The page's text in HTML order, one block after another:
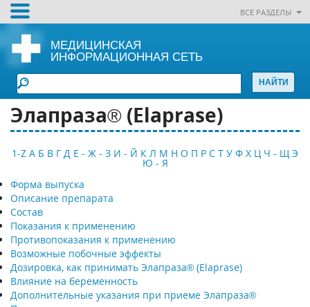
ВСЕ РАЗДЕЛЫ
МЕДИЦИНСКАЯ
ИНФОРМАЦИОННАЯ СЕТЬ
Элапраза® (Elaprase)
1-Z А Б В Г Д Е - Ж - З И - Й К Л М Н О П Р С Т У Ф Х Ц Ч - Щ Э
Ю - Я
Форма выпуска
Описание препарата
Состав
Показания к применению
Противопоказания к применению
Возможные побочные эффекты
Дозировка, как принимать Элапраза® (Elaprase)
Влияние на беременность
Дополнительные указания при приеме Элапраза®